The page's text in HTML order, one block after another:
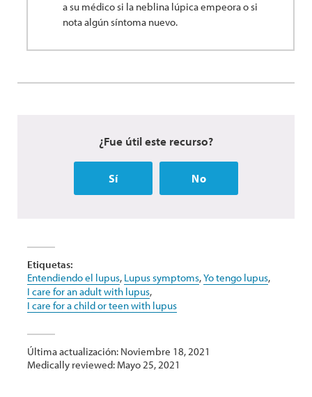
a su médico si la neblina lúpica empeora o si
nota algún síntoma nuevo.
¿Fue útil este recurso?
Sí No
Etiquetas:
Entendiendo el lupus, Lupus symptoms,Yo tengo lupus,
I care for an adult with lupus,
I care for a child or teen with lupus
Última actualización: Noviembre 18, 2021
Medically reviewed: Mayo 25, 2021